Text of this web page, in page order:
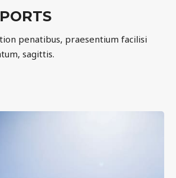
penatibus, praesentium facilisi
sagittis.